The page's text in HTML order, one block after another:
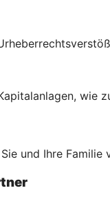
wie
und Ihre Familie